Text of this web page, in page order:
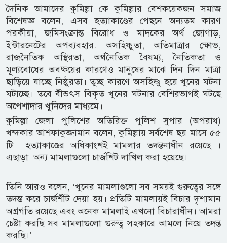
দৈনিক আমাদের কুমিল্লা কে কুমিল্লার বেশকয়েকজন সমাজ
বিশেষজ্ঞ বলেন, এসব হত্যাকাণ্ডের পেছনে অন্যতম কারণ
পরকীয়া, জমিসংক্রান্ত বিরোধ ও মাদকের অর্থ জোগাড়,
ইন্টারনেটের অপব্যবহার. অসহিষ্ণুতা, অতিমাত্রার ক্ষোভ,
রাজনৈতিক অস্থিরতা, অর্থনৈতিক বৈষম্য, নৈতিকতা ও
মূল্যবোধের অবক্ষয়ের কারণেও মানুষের মাঝে দিন দিন মাত্রা
ছাড়িয়ে যাচ্ছে নিষ্ঠুরতা। তুচ্ছ কারণে অসহিষ্ণু হয়ে খুনের ঘটনা
ঘটাচ্ছে। তবে বীভৎস বিকৃত খুনের ঘটনার বেশিরভাগই ঘটছে
অপেশাদার খুনিদের মাধ্যমে।
কুমিল্লা জেলা পুলিশের অতিরিক্ত পুলিশ সুপার (অপরাধ)
খন্দকার আশফাকুজ্জামান বলেন, কুমিল্লায় সর্বশেষ ছয় মাসে ৫৫
টি হত্যাকাণ্ডের অধিকাংশই মামলার তদন্তনাধীন রয়েছে ।
এছাড়া অন্য মামলাগুলো চার্জশিট দাখিল করা হয়েছে।
তিনি আরও বলেন, ‘খুনের মামলাগুলো সব সময়ই গুরুত্বের সঙ্গে
তদন্ত করে চার্জশীট দেয়া হয়। প্রতিটি মামলায়ই বিচার দৃশ্যমান
অগ্রগতি রয়েছে এবং অনেক মামলাই এখনো বিচারাধীন। আমরা
চেষ্টা করছি সব মামলাগুলো গুরুত্ব সহকারে আমলে নিয়ে তদন্ত
করছি।’